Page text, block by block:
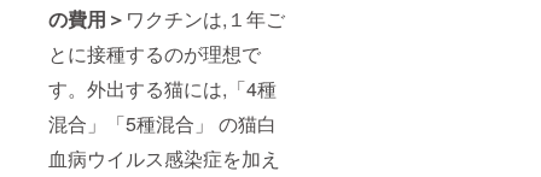
の費用＞ ワクチンは,１年ご
とに接種するのが理想で
す。外出する猫には,「4種
混合」「5種混合」 の猫白
血病ウイルス感染症を加え